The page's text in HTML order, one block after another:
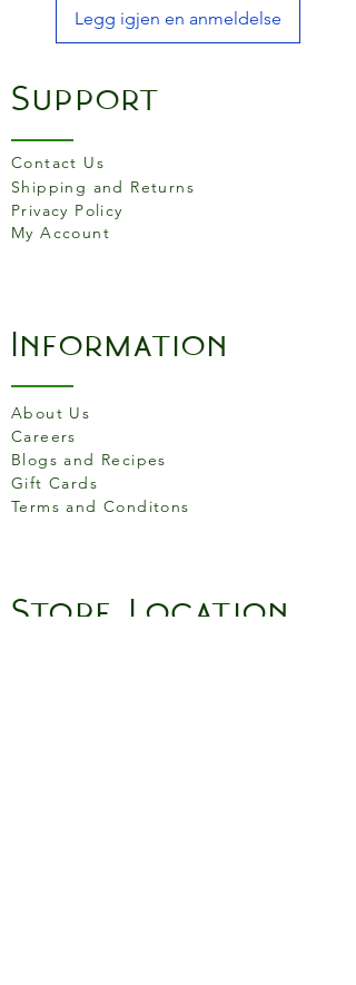
Legg igjen en anmeldelse
Support
Contact Us
Shipping and Returns
Privacy Policy
My Account
Information
About Us
Careers
Blogs and Recipes
Gift Cards
Terms and Conditons
Store Location